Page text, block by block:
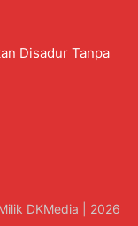
Disadur Tanpa
DKMedia | 2026